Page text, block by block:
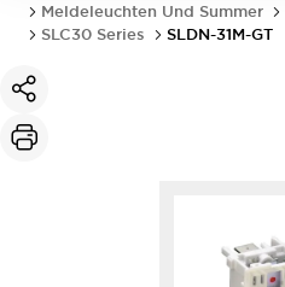
Meldeleuchten Und Summer
SLC30 Series
SLDN-31M-GT